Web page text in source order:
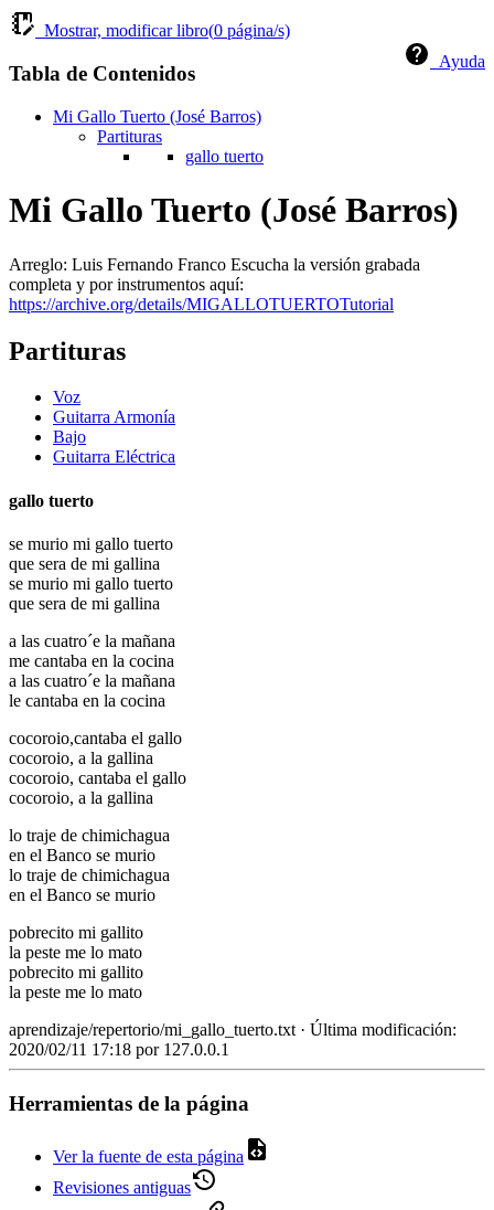
Mostrar, modificar libro(0 página/s)
Ayuda
Tabla de Contenidos
Mi Gallo Tuerto (José Barros)
Partituras
gallo tuerto
Mi Gallo Tuerto (José Barros)
Arreglo: Luis Fernando Franco Escucha la versión grabada
completa y por instrumentos aquí:
https://archive.org/details/MIGALLOTUERTOTutorial
Partituras
Voz
Guitarra Armonía
Bajo
Guitarra Eléctrica
gallo tuerto
se murio mi gallo tuerto
que sera de mi gallina
se murio mi gallo tuerto
que sera de mi gallina
a las cuatro´e la mañana
me cantaba en la cocina
a las cuatro´e la mañana
le cantaba en la cocina
cocoroio,cantaba el gallo
cocoroio, a la gallina
cocoroio, cantaba el gallo
cocoroio, a la gallina
lo traje de chimichagua
en el Banco se murio
lo traje de chimichagua
en el Banco se murio
pobrecito mi gallito
la peste me lo mato
pobrecito mi gallito
la peste me lo mato
aprendizaje/repertorio/mi_gallo_tuerto.txt · Última modificación:
2020/02/11 17:18 por 127.0.0.1
Herramientas de la página
Ver la fuente de esta página
Revisiones antiguas